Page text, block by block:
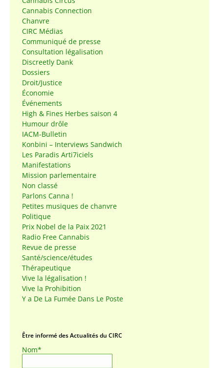
Cannabis Connection
Chanvre
CIRC Médias
Communiqué de presse
Consultation légalisation
Discreetly Dank
Dossiers
Droit/Justice
Économie
Événements
High & Fines Herbes saison 4
Humour drôle
IACM-Bulletin
Konbini – Interviews Sandwich
Les Paradis Arti7iciels
Manifestations
Mission parlementaire
Non classé
Parlons Canna !
Petites musiques de chanvre
Politique
Prix Nobel de la Paix 2021
Radio Free Cannabis
Revue de presse
Santé/science/études
Thérapeutique
Vive la légalisation !
Vive la Prohibition
Y a De La Fumée Dans Le Poste
Être informé des Actualités du CIRC
Nom*